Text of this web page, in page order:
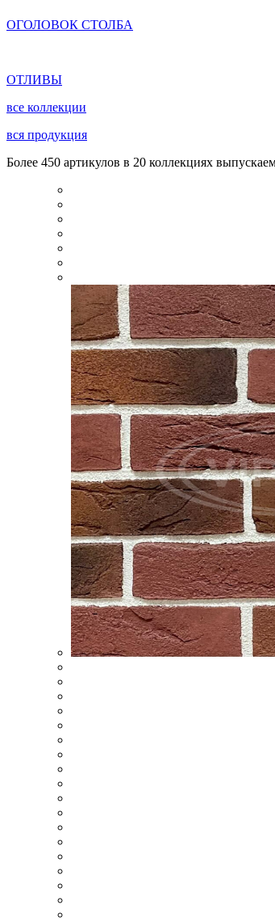
ОГОЛОВОК СТОЛБА
ОТЛИВЫ
все коллекции
вся продукция
Более 450 артикулов в 20 коллекциях